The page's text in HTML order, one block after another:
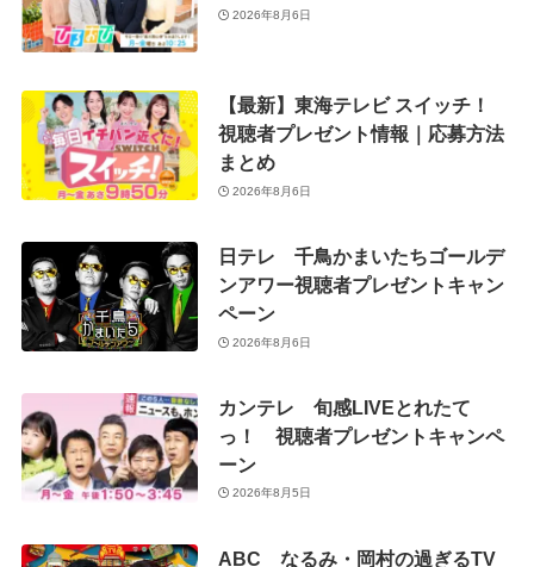
2026年8月6日
【最新】東海テレビ スイッチ！
視聴者プレゼント情報｜応募方法
まとめ
2026年8月6日
日テレ 千鳥かまいたちゴールデ
ンアワー視聴者プレゼントキャン
ペーン
2026年8月6日
カンテレ 旬感LIVEとれたて
っ！ 視聴者プレゼントキャンペ
ーン
2026年8月5日
ABC なるみ・岡村の過ぎるTV